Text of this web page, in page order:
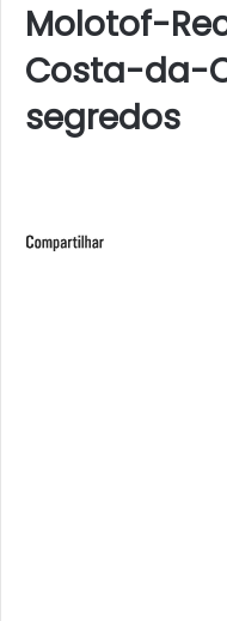
Molotof-
Costa-da-
segredos